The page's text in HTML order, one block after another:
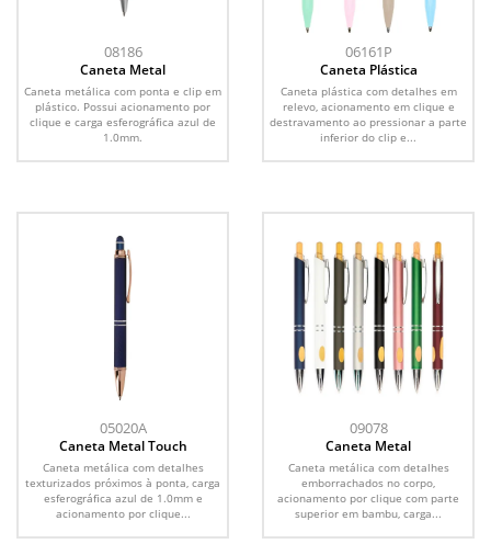
08186
Caneta Metal
Caneta metálica com ponta e clip em
plástico. Possui acionamento por
clique e carga esferográfica azul de
1.0mm.
06161P
Caneta Plástica
Caneta plástica com detalhes em
relevo, acionamento em clique e
destravamento ao pressionar a parte
inferior do clip e...
05020A
Caneta Metal Touch
Caneta metálica com detalhes
texturizados próximos à ponta, carga
esferográfica azul de 1.0mm e
acionamento por clique...
09078
Caneta Metal
Caneta metálica com detalhes
emborrachados no corpo,
acionamento por clique com parte
superior em bambu, carga...